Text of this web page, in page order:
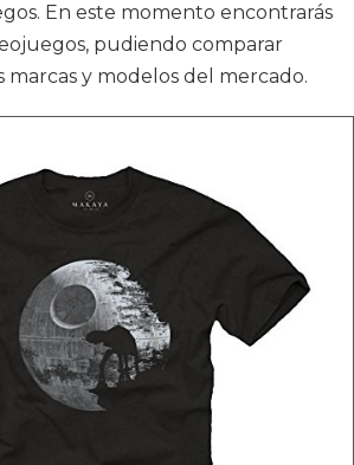
En este momento encontrarás
pudiendo comparar
marcas y modelos del mercado.